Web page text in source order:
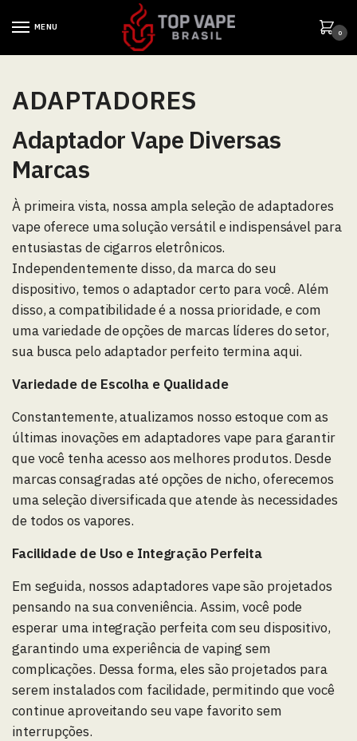
MENU
0
ADAPTADORES
Adaptador Vape Diversas
Marcas
À primeira vista, nossa ampla seleção de adaptadores
vape oferece uma solução versátil e indispensável para
entusiastas de cigarros eletrônicos.
Independentemente disso, da marca do seu
dispositivo, temos o adaptador certo para você. Além
disso, a compatibilidade é a nossa prioridade, e com
uma variedade de opções de marcas líderes do setor,
sua busca pelo adaptador perfeito termina aqui.
Variedade de Escolha e Qualidade
Constantemente, atualizamos nosso estoque com as
últimas inovações em adaptadores vape para garantir
que você tenha acesso aos melhores produtos. Desde
marcas consagradas até opções de nicho, oferecemos
uma seleção diversificada que atende às necessidades
de todos os vapores.
Facilidade de Uso e Integração Perfeita
Em seguida, nossos adaptadores vape são projetados
pensando na sua conveniência. Assim, você pode
esperar uma integração perfeita com seu dispositivo,
garantindo uma experiência de vaping sem
complicações. Dessa forma, eles são projetados para
serem instalados com facilidade, permitindo que você
continue aproveitando seu vape favorito sem
interrupções.